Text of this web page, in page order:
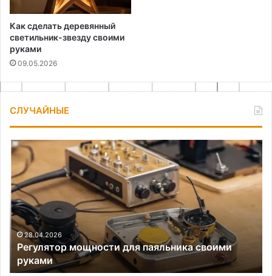
Как сделать деревянный
светильник-звезду своими
руками
09.05.2026
СЛУЧАЙНЫЕ
Регулятор
мощности
для
паяльника
своими
руками
28.04.2026
Регулятор мощности для паяльника своими
руками